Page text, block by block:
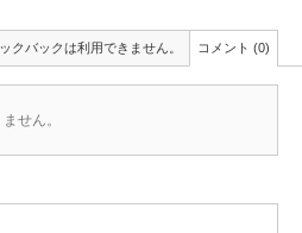
ックバックは利用できません。 コメント (0)
せん。